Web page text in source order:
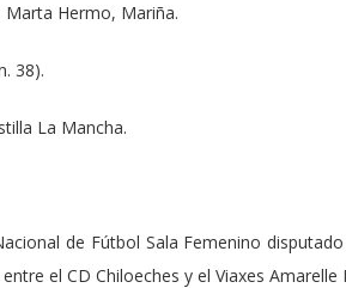
Marta Hermo, Mariña.
38).
La Mancha.
de Fútbol Sala Femenino
el CD Chiloeches y el Viaxes Amarelle